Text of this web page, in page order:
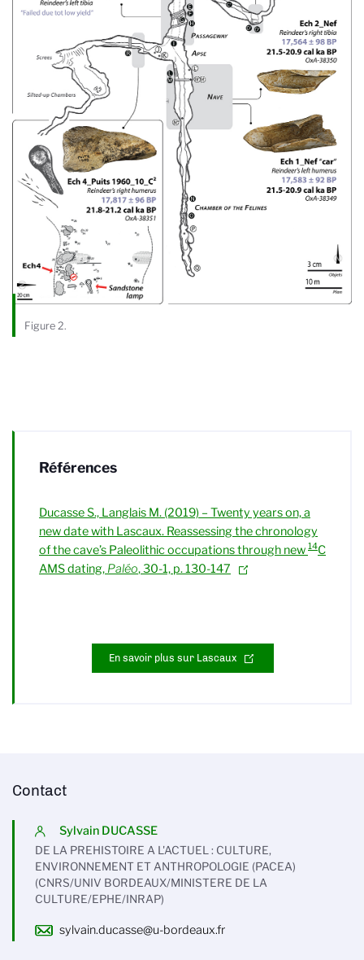
Figure 2.
Références
Ducasse S., Langlais M. (2019) – Twenty years on, a
new date with Lascaux. Reassessing the chronology
of the cave’s Paleolithic occupations through new 14C
AMS dating, Paléo, 30-1, p. 130-147
En savoir plus sur Lascaux
Contact
Sylvain DUCASSE
DE LA PREHISTOIRE A L'ACTUEL : CULTURE,
ENVIRONNEMENT ET ANTHROPOLOGIE (PACEA)
(CNRS/UNIV BORDEAUX/MINISTERE DE LA
CULTURE/EPHE/INRAP)
sylvain.ducasse@u-bordeaux.fr